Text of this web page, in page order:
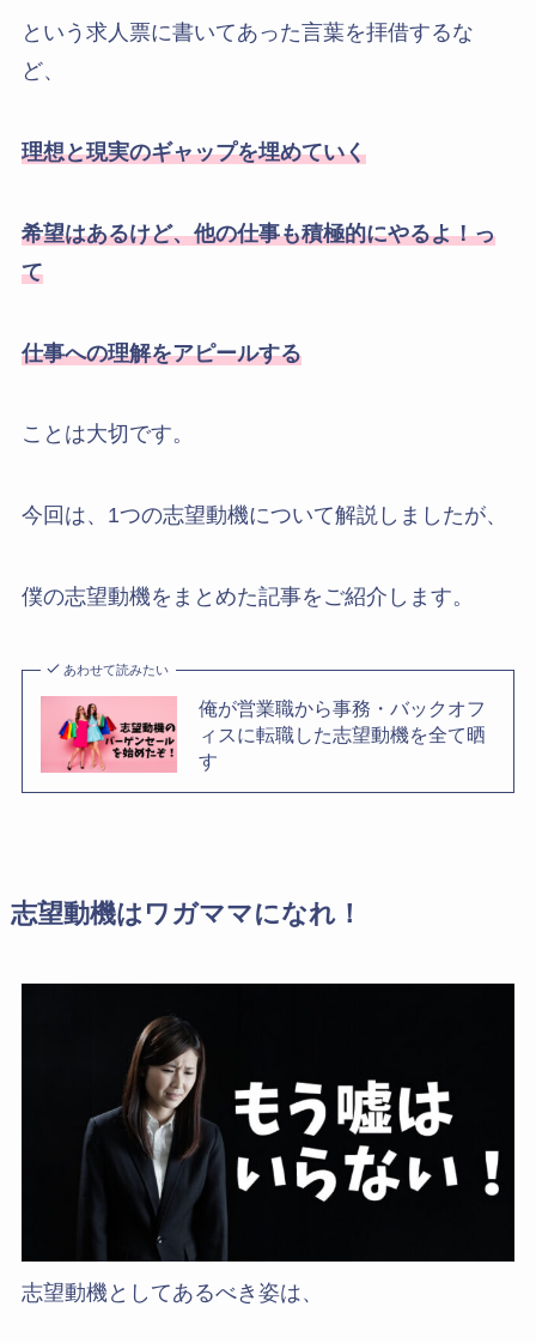
という求人票に書いてあった言葉を拝借するな
ど、
理想と現実のギャップを埋めていく
希望はあるけど、他の仕事も積極的にやるよ！っ
て
仕事への理解をアピールする
ことは大切です。
今回は、1つの志望動機について解説しましたが、
僕の志望動機をまとめた記事をご紹介します。
あわせて読みたい
俺が営業職から事務・バックオフ
ィスに転職した志望動機を全て晒
す
志望動機はワガママになれ！
志望動機としてあるべき姿は、